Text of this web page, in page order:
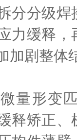
分分级
力缓释
加剧整体
形变匹
释矫正